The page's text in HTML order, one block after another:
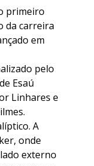
primeiro
da carreira
em
pelo
Esaú
Linhares e
A
onde
externo